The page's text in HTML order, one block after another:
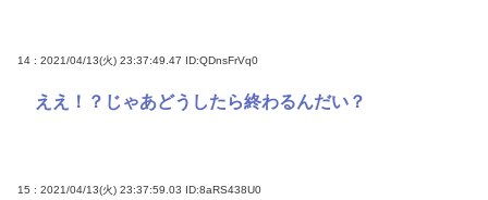
14 : 2021/04/13(火) 23:37:49.47 ID:QDnsFrVq0
ええ！？じゃあどうしたら終わるんだい？
15 : 2021/04/13(火) 23:37:59.03 ID:8aRS438U0